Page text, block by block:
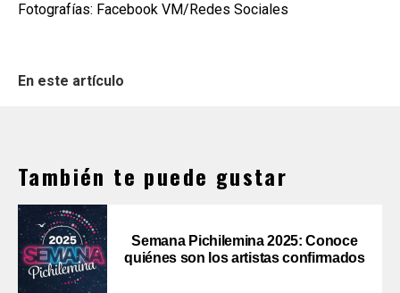
Fotografías: Facebook VM/Redes Sociales
En este artículo
También te puede gustar
Semana Pichilemina 2025: Conoce
quiénes son los artistas confirmados